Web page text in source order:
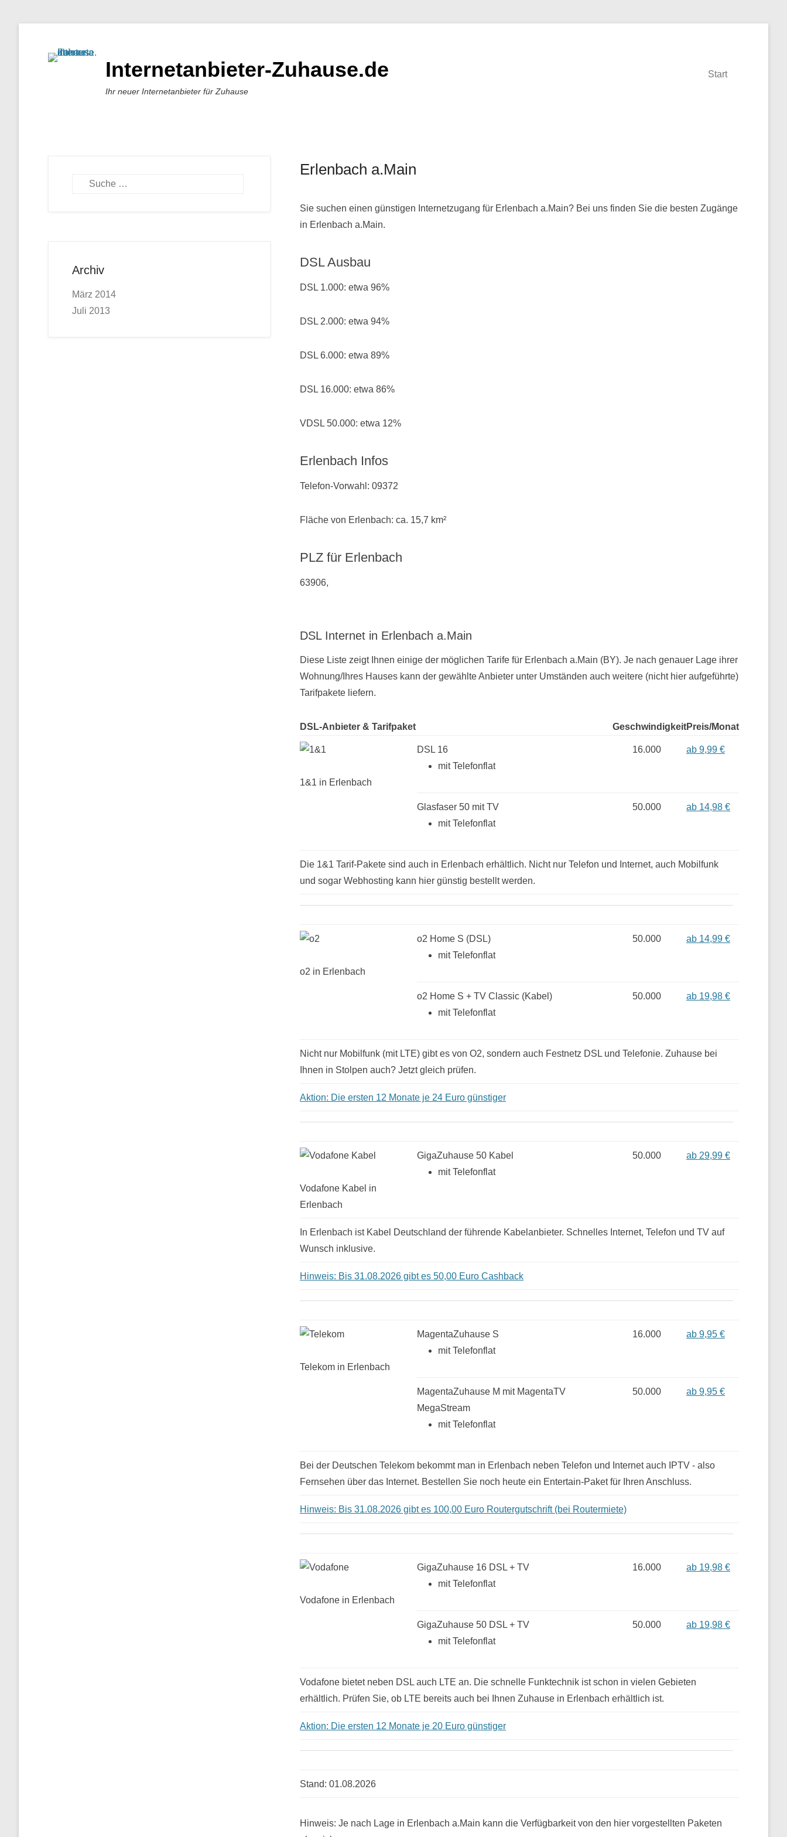
Internetanbieter-Zuhause.de
Ihr neuer Internetanbieter für Zuhause
Start
Erlenbach a.Main
Sie suchen einen günstigen Internetzugang für Erlenbach a.Main? Bei uns finden Sie die besten Zugänge
in Erlenbach a.Main.
DSL Ausbau
DSL 1.000: etwa 96%
DSL 2.000: etwa 94%
DSL 6.000: etwa 89%
DSL 16.000: etwa 86%
VDSL 50.000: etwa 12%
Erlenbach Infos
Telefon-Vorwahl: 09372
Fläche von Erlenbach: ca. 15,7 km²
PLZ für Erlenbach
63906,
DSL Internet in Erlenbach a.Main
Diese Liste zeigt Ihnen einige der möglichen Tarife für Erlenbach a.Main (BY). Je nach genauer Lage ihrer
Wohnung/Ihres Hauses kann der gewählte Anbieter unter Umständen auch weitere (nicht hier aufgeführte)
Tarifpakete liefern.
DSL-Anbieter & Tarifpaket GeschwindigkeitPreis/Monat
1&1 in Erlenbach
DSL 16
mit Telefonflat
16.000 ab 9,99 €
Glasfaser 50 mit TV
mit Telefonflat
50.000 ab 14,98 €
Die 1&1 Tarif-Pakete sind auch in Erlenbach erhältlich. Nicht nur Telefon und Internet, auch Mobilfunk
und sogar Webhosting kann hier günstig bestellt werden.
o2 in Erlenbach
o2 Home S (DSL)
mit Telefonflat
50.000 ab 14,99 €
o2 Home S + TV Classic (Kabel)
mit Telefonflat
50.000 ab 19,98 €
Nicht nur Mobilfunk (mit LTE) gibt es von O2, sondern auch Festnetz DSL und Telefonie. Zuhause bei
Ihnen in Stolpen auch? Jetzt gleich prüfen.
Aktion: Die ersten 12 Monate je 24 Euro günstiger
Vodafone Kabel in
Erlenbach
GigaZuhause 50 Kabel
mit Telefonflat
50.000 ab 29,99 €
In Erlenbach ist Kabel Deutschland der führende Kabelanbieter. Schnelles Internet, Telefon und TV auf
Wunsch inklusive.
Hinweis: Bis 31.08.2026 gibt es 50,00 Euro Cashback
Telekom in Erlenbach
MagentaZuhause S
mit Telefonflat
16.000 ab 9,95 €
MagentaZuhause M mit MagentaTV
MegaStream
mit Telefonflat
50.000 ab 9,95 €
Bei der Deutschen Telekom bekommt man in Erlenbach neben Telefon und Internet auch IPTV - also
Fernsehen über das Internet. Bestellen Sie noch heute ein Entertain-Paket für Ihren Anschluss.
Hinweis: Bis 31.08.2026 gibt es 100,00 Euro Routergutschrift (bei Routermiete)
Vodafone in Erlenbach
GigaZuhause 16 DSL + TV
mit Telefonflat
16.000 ab 19,98 €
GigaZuhause 50 DSL + TV
mit Telefonflat
50.000 ab 19,98 €
Vodafone bietet neben DSL auch LTE an. Die schnelle Funktechnik ist schon in vielen Gebieten
erhältlich. Prüfen Sie, ob LTE bereits auch bei Ihnen Zuhause in Erlenbach erhältlich ist.
Aktion: Die ersten 12 Monate je 20 Euro günstiger
Stand: 01.08.2026
Hinweis: Je nach Lage in Erlenbach a.Main kann die Verfügbarkeit von den hier vorgestellten Paketen
Suchen
Archiv
März 2014
Juli 2013